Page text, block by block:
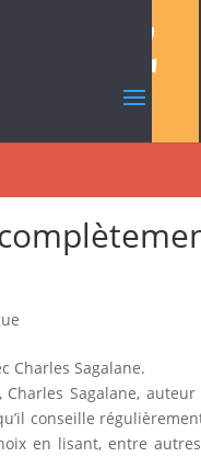
Charles Sagalane.
Sagalane,
conseille
en lisant, entre